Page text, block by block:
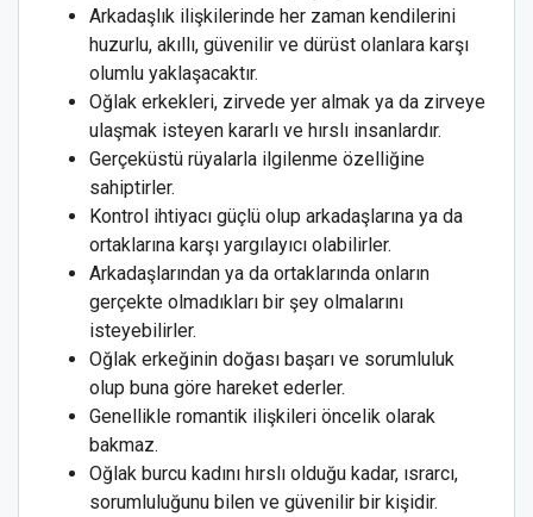
Arkadaşlık ilişkilerinde her zaman kendilerini
huzurlu, akıllı, güvenilir ve dürüst olanlara karşı
olumlu yaklaşacaktır.
Oğlak erkekleri, zirvede yer almak ya da zirveye
ulaşmak isteyen kararlı ve hırslı insanlardır.
Gerçeküstü rüyalarla ilgilenme özelliğine
sahiptirler.
Kontrol ihtiyacı güçlü olup arkadaşlarına ya da
ortaklarına karşı yargılayıcı olabilirler.
Arkadaşlarından ya da ortaklarında onların
gerçekte olmadıkları bir şey olmalarını
isteyebilirler.
Oğlak erkeğinin doğası başarı ve sorumluluk
olup buna göre hareket ederler.
Genellikle romantik ilişkileri öncelik olarak
bakmaz.
Oğlak burcu kadını hırslı olduğu kadar, ısrarcı,
sorumluluğunu bilen ve güvenilir bir kişidir.